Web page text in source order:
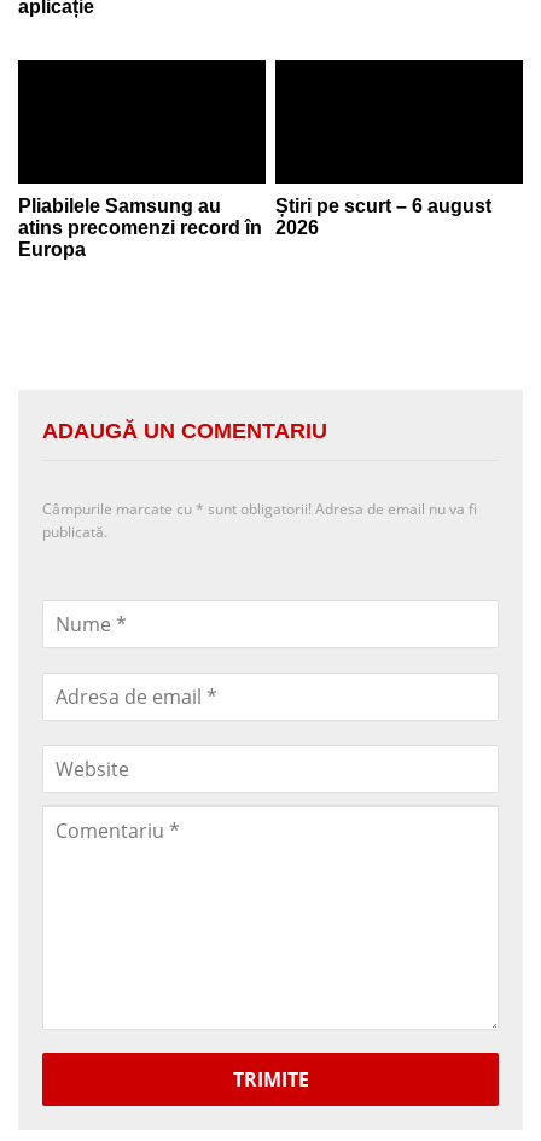
aplicație
Pliabilele Samsung au
atins precomenzi record în
Europa
Știri pe scurt – 6 august
2026
ADAUGĂ UN COMENTARIU
Câmpurile marcate cu * sunt obligatorii! Adresa de email nu va fi
publicată.
TRIMITE